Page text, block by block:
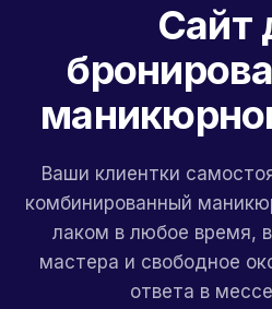
Сайт
Ваши клиентки
комбинированный
лаком в любое время,
мастера и свободное
ответа в